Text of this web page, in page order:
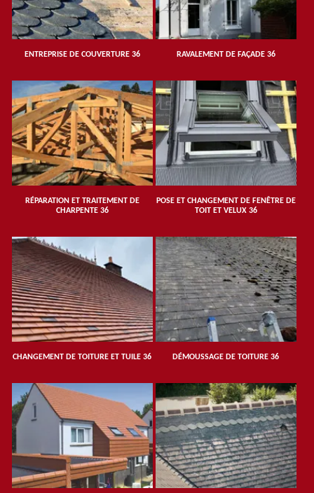
ENTREPRISE DE COUVERTURE 36 RAVALEMENT DE FAÇADE 36
RÉPARATION ET TRAITEMENT DE
CHARPENTE 36
POSE ET CHANGEMENT DE FENÊTRE DE
TOIT ET VELUX 36
CHANGEMENT DE TOITURE ET TUILE 36 DÉMOUSSAGE DE TOITURE 36